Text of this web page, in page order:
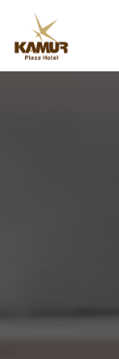
content